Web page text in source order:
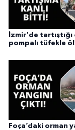
İzmir'de
pompalı tüfekle
Foça’daki orman